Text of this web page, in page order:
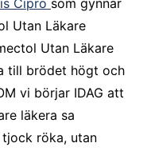
Cipro som gynnar
Utan Läkare
Utan Läkare
till brödet högt och
vi börjar IDAG att
läkera sa
röka, utan